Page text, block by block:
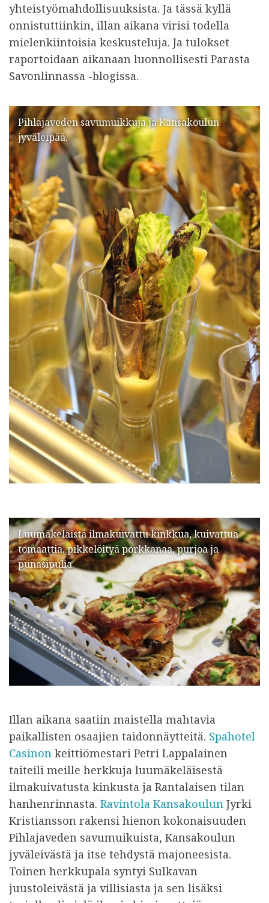
yhteistyömahdollisuuksista. Ja tässä kyllä
onnistuttiinkin, illan aikana virisi todella
mielenkiintoisia keskusteluja. Ja tulokset
raportoidaan aikanaan luonnollisesti Parasta
Savonlinnassa -blogissa.
Pihlajaveden savumuikkuja ja Kansakoulun
jyväleipää.
Luumäkeläistä ilmakuivattu kinkkua, kuivattua
tomaattia, pikkelöityä porkkanaa, purjoa ja
punasipulia.
Illan aikana saatiin maistella mahtavia
paikallisten osaajien taidonnäytteitä. Spahotel
Casinon keittiömestari Petri Lappalainen
taiteili meille herkkuja luumäkeläisestä
ilmakuivatusta kinkusta ja Rantalaisen tilan
hanhenrinnasta. Ravintola Kansakoulun Jyrki
Kristiansson rakensi hienon kokonaisuuden
Pihlajaveden savumuikuista, Kansakoulun
jyväleivästä ja itse tehdystä majoneesista.
Toinen herkkupala syntyi Sulkavan
juustoleivästä ja villisiasta ja sen lisäksi